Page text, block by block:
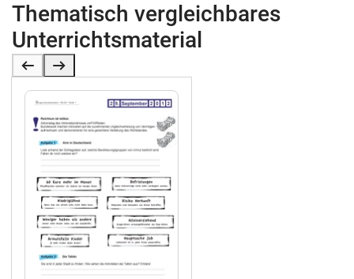
Thematisch vergleichbares
Unterrichtsmaterial